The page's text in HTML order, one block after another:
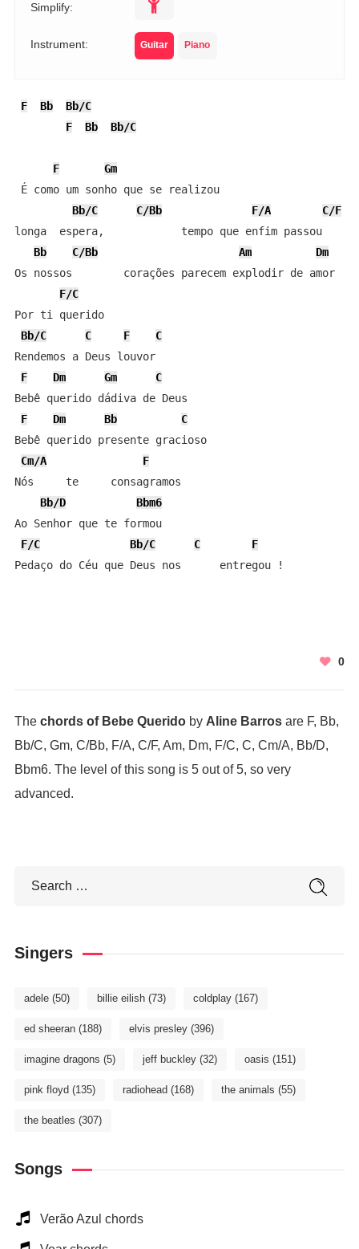
Simplify:
Instrument: Guitar Piano
F Bb
Bb/C
F
Bb Bb/C
F
Gm
É como um sonho que se realizou
Bb/C
C/Bb F/A
C/F
longa  espera,            tempo que enfim passou
Bb
C/Bb Am
Dm
Os nossos        corações parecem explodir de amor
F/C
Por ti querido
Bb/C
C F
C
Rendemos a Deus louvor
F
Dm Gm
C
Bebê querido dádiva de Deus
F
Dm Bb
C
Bebê querido presente gracioso
Cm/A
F
Nós     te     consagramos
Bb/D
Bbm6
Ao Senhor que te formou
F/C
Bb/C C
F
Pedaço do Céu que Deus nos      entregou !
0
The chords of Bebe Queridoby Aline Barrosare F, Bb,
Bb/C, Gm, C/Bb, F/A, C/F, Am, Dm, F/C, C, Cm/A, Bb/D,
Bbm6. The level of this song is 5 out of 5, so very
advanced.
Singers
adele(50) billie eilish(73) coldplay(167)
ed sheeran(188) elvis presley(396)
imagine dragons (5) jeff buckley(32) oasis (151)
pink floyd (135) radiohead (168) the animals (55)
the beatles (307)
Songs
Verão Azul chords